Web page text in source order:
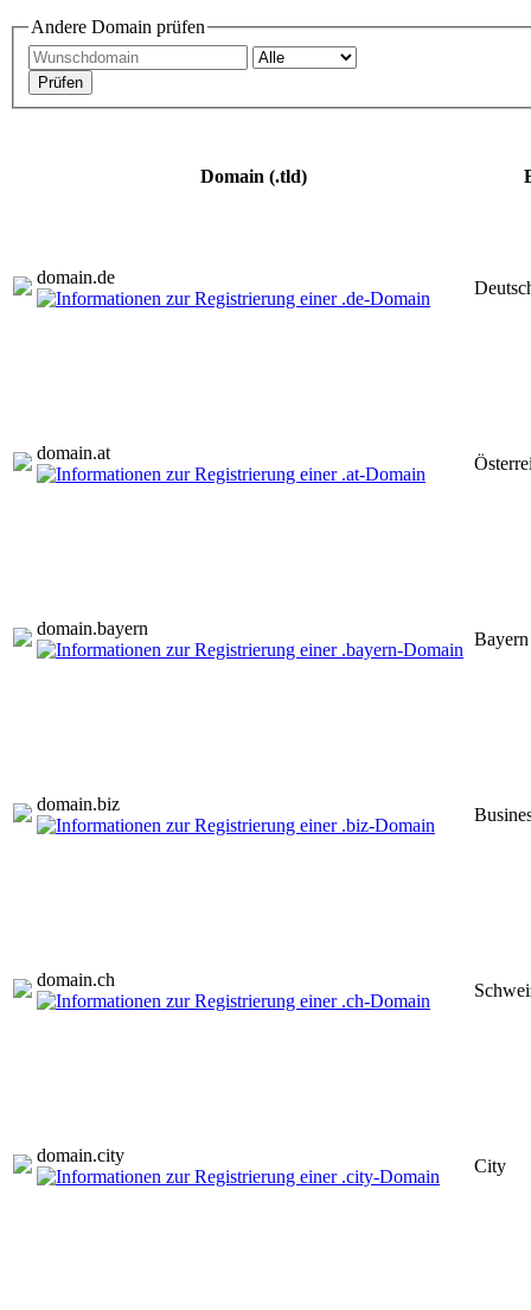
Andere Domain prüfen
Domain (.tld)
domain.de
domain.at
domain.bayern
Bayern
domain.biz
domain.ch
domain.city
City